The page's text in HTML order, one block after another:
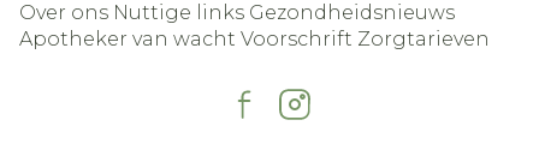
Over ons Nuttige links Gezondheidsnieuws
Apotheker van wacht Voorschrift Zorgtarieven